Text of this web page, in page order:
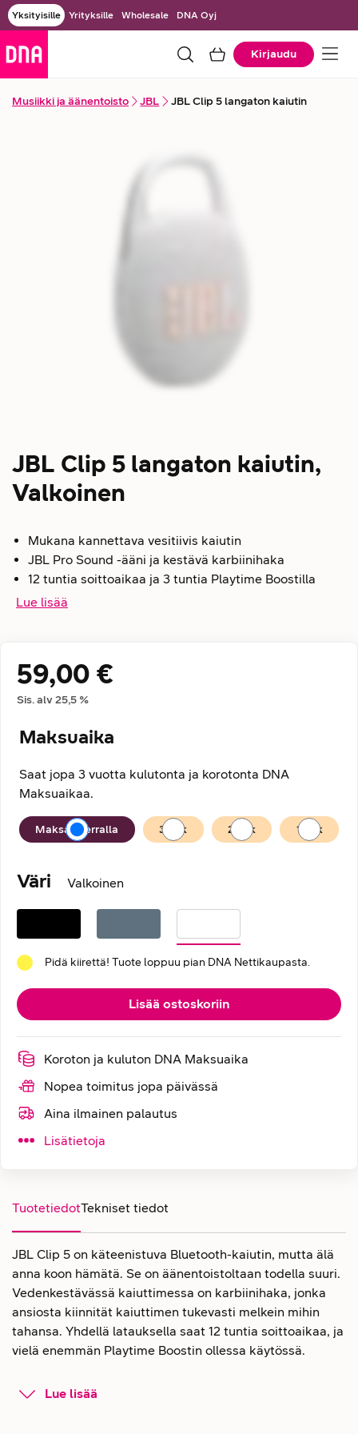
Yksityisille Yrityksille Wholesale DNA Oyj
Kirjaudu
Musiikki ja äänentoisto JBL JBL Clip 5 langaton kaiutin
JBL Clip 5 langaton kaiutin,
Valkoinen
Mukana kannettava vesitiivis kaiutin
JBL Pro Sound -ääni ja kestävä karbiinihaka
12 tuntia soittoaikaa ja 3 tuntia Playtime Boostilla
Lue lisää
Hintatiedot
59,00 €
Sis. alv25,5 %
Maksuaika
Saat jopa 3 vuotta kulutonta ja korotonta DNA
Maksuaikaa.
Maksuaika
Maksan kerralla 36 kk 24 kk 12 kk
Väri Valkoinen
Pidä kiirettä! Tuote loppuu pian DNA Nettikaupasta.
Lisää ostoskoriin
Koroton ja kuluton DNA Maksuaika
Nopea toimitus jopa päivässä
Aina ilmainen palautus
Lisätietoja
TuotetiedotTekniset tiedot
JBL Clip 5 on käteenistuva Bluetooth-kaiutin, mutta älä
anna koon hämätä. Se on äänentoistoltaan todella suuri.
Vedenkestävässä kaiuttimessa on karbiinihaka, jonka
ansiosta kiinnität kaiuttimen tukevasti melkein mihin
tahansa. Yhdellä latauksella saat 12 tuntia soittoaikaa, ja
vielä enemmän Playtime Boostin ollessa käytössä.
Langaton JBL Clip 5 -kaiutin upealla
Lue lisää